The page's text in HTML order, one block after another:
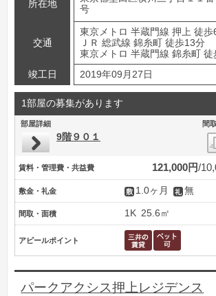
所在地
号
交通
東京メトロ 半蔵門線 押上 徒歩
ＪＲ 総武線 錦糸町 徒歩13分
東京メトロ 半蔵門線 錦糸町 徒
竣工日
2019年09月27日
1部屋の募集があります
部屋詳細 間
9階９０１
賃料・管理費・共益費 121,000円
敷金・礼金 1.0ヶ月 無
間取・面積 1K 25.6㎡
アピールポイント
パークアクシス押上レジデンス